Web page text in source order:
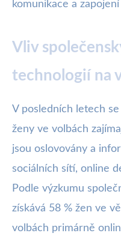
komunikace a
Vliv
technologií na
V posledních letech
ženy ve volbách
jsou oslovovány a
sociálních sítí, online
Podle výzkumu
získává 58 % žen ve
volbách primárně